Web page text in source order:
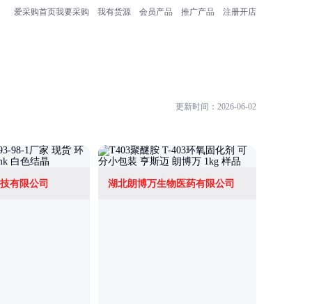
爱采购首页我要采购 我有货源 会员产品 推广产品 注册开店
更新时间：2026-06-02
有限公司 湖北朗博万生物医药有限公司